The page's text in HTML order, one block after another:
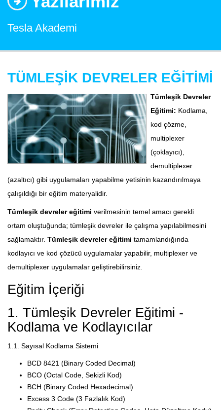
Tesla Akademi
TÜMLEŞİK DEVRELER EĞİTİMİ
Tümleşik Devreler
Eğitimi: Kodlama,
kod çözme,
multiplexer
(çoklayıcı),
demultiplexer
(azaltıcı) gibi uygulamaları yapabilme yetisinin kazandırılmaya
çalışıldığı bir eğitim materyalidir.
Tümleşik devreler eğitimi verilmesinin temel amacı gerekli
ortam oluştuğunda; tümleşik devreler ile çalışma yapılabilmesini
sağlamaktır. Tümleşik devreler eğitimi tamamlandığında
kodlayıcı ve kod çözücü uygulamalar yapabilir, multiplexer ve
demultiplexer uygulamalar geliştirebilirsiniz.
Eğitim İçeriği
1. Tümleşik Devreler Eğitimi -
Kodlama ve Kodlayıcılar
1.1. Sayısal Kodlama Sistemi
BCD 8421 (Binary Coded Decimal)
BCO (Octal Code, Sekizli Kod)
BCH (Binary Coded Hexadecimal)
Excess 3 Code (3 Fazlalık Kod)